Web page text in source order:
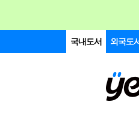
국내도서 외국도